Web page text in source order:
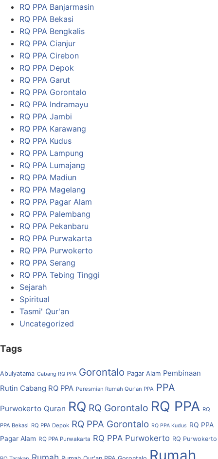
RQ PPA Banjarmasin
RQ PPA Bekasi
RQ PPA Bengkalis
RQ PPA Cianjur
RQ PPA Cirebon
RQ PPA Depok
RQ PPA Garut
RQ PPA Gorontalo
RQ PPA Indramayu
RQ PPA Jambi
RQ PPA Karawang
RQ PPA Kudus
RQ PPA Lampung
RQ PPA Lumajang
RQ PPA Madiun
RQ PPA Magelang
RQ PPA Pagar Alam
RQ PPA Palembang
RQ PPA Pekanbaru
RQ PPA Purwakarta
RQ PPA Purwokerto
RQ PPA Serang
RQ PPA Tebing Tinggi
Sejarah
Spiritual
Tasmi' Qur'an
Uncategorized
Tags
Abulyatama Cabang RQ PPA Gorontalo Pagar Alam Pembinaan
Rutin Cabang RQ PPA Peresmian Rumah Qur'an PPA PPA
Purwokerto Quran RQ RQ Gorontalo RQ PPA RQ
PPA Bekasi RQ PPA Depok RQ PPA Gorontalo RQ PPA Kudus RQ PPA
Pagar Alam RQ PPA Purwakarta RQ PPA Purwokerto RQ Purwokerto
Rumah